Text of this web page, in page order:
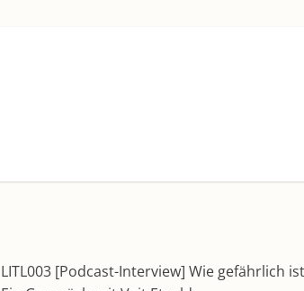
LITL003 [Podcast-Interview] Wie gefährlich